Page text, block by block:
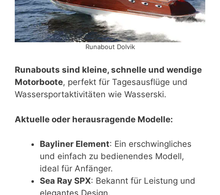
Runabout Dolvik
Runabouts sind kleine, schnelle und wendige
Motorboote, perfekt für Tagesausflüge und
Wassersportaktivitäten wie Wasserski.
Aktuelle oder herausragende Modelle:
Bayliner Element: Ein erschwingliches
und einfach zu bedienendes Modell,
ideal für Anfänger.
Sea Ray SPX: Bekannt für Leistung und